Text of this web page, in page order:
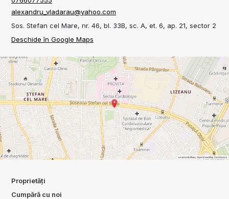
alexandru_vladarau@yahoo.com
Sos. Stefan cel Mare, nr. 46, bl. 33B, sc. A, et. 6, ap. 21, sector 2
Deschide în Google Maps
Proprietăți
Cumpără cu noi